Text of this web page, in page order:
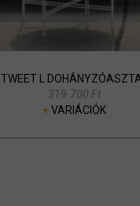
TWEET L
319.700 Ft
+VARIÁCIÓK